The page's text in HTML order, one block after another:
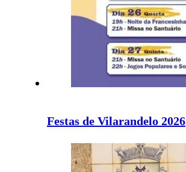
Festas de Vilarandelo 2026